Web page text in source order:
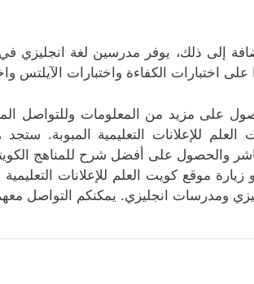
إلى ذلك، يوفر مدرسين لغة انجليزي
على اختبارات الكفاءة واختبارات الآيلتس
على مزيد من المعلومات وللتواصل
العلم للإعلانات التعليمية المبوبة.
والحصول على أفضل شرح للمناهج
زيارة موقع كويت العلم للإعلانات
ومدرسات انجليزي. يمكنكم التواصل